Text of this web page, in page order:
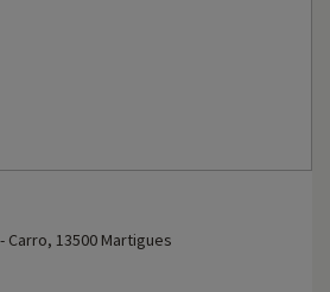
Carro, 13500 Martigues